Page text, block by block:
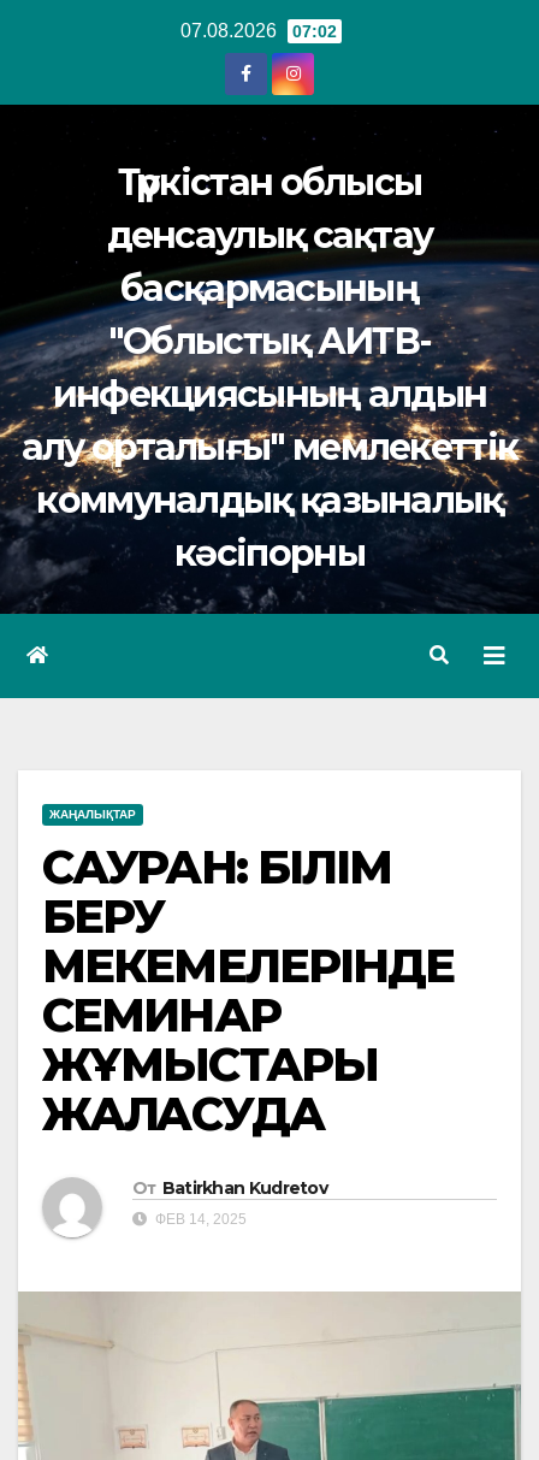
07.08.2026 07:02
Түркістан облысы
денсаулық сақтау
басқармасының
"Облыстық АИТВ-
инфекциясының алдын
алу орталығы" мемлекеттік
коммуналдық қазыналық
кәсіпорны
ЖАҢАЛЫҚТАР
САУРАН: БІЛІМ
БЕРУ
МЕКЕМЕЛЕРІНДЕ
СЕМИНАР
ЖҰМЫСТАРЫ
ЖАЛҒАСУДА
От Batirkhan Kudretov
ФЕВ 14, 2025